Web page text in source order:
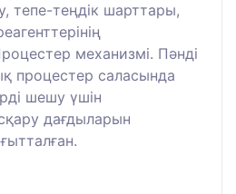
тепе-теңдік шарттары,
механизмі. Пәнді
процестер саласында
шешу үшін
дағдыларын